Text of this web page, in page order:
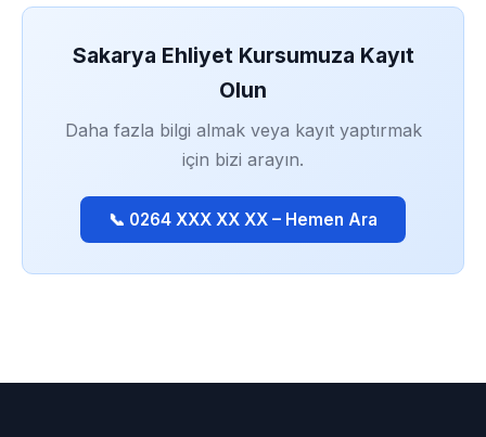
Sakarya Ehliyet Kursumuza Kayıt
Olun
Daha fazla bilgi almak veya kayıt yaptırmak
için bizi arayın.
📞 0264 XXX XX XX – Hemen Ara